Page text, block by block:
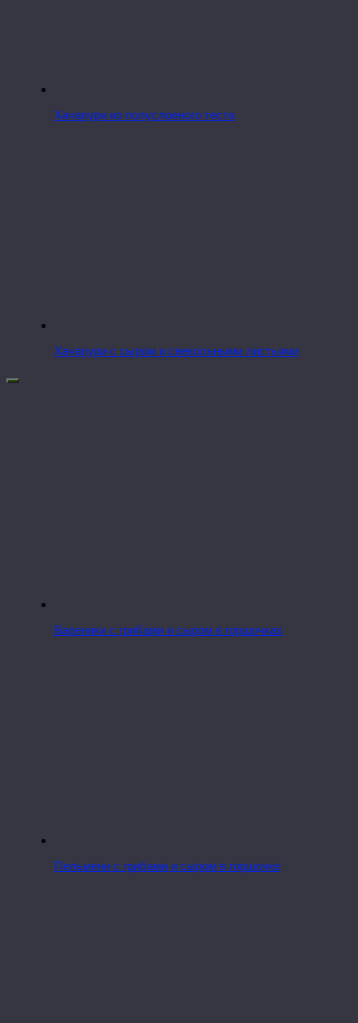
Хачапури из полуслоеного теста
Хачапури с сыром и свекольными листьями
Вареники с грибами и сыром в горшочках
Пельмени с грибами и сыром в горшочке